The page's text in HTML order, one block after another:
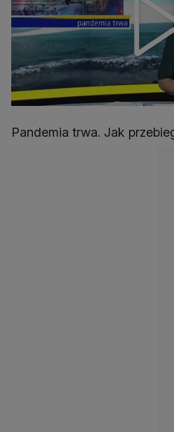
Pandemia trwa. Jak